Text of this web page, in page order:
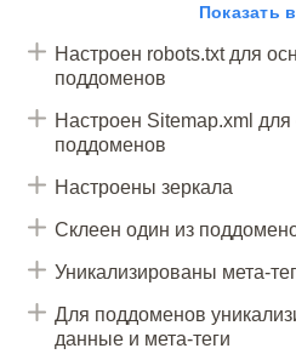
schema.org/LocalBusiness
Исправлена
Оптимизирован favicon
Внедрен поиск по сайту и
Показать
Настроен robots.txt для
поддоменов
Настроен Sitemap.xml
поддоменов
Настроены зеркала
Склеен один из
Уникализированы мета-
Для поддоменов
данные и мета-теги